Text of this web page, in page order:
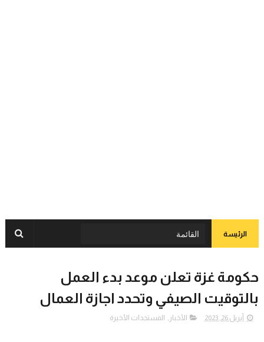
الرئيسة
حكومة غزة تعلن موعد بدء العمل
بالتوقيت الصيفي وتحدد اجازة العمال
أبريل 26, 2023 الأخبار , المستجدات الأخيرة